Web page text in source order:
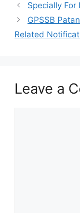
Specially For
GPSSB
Related
Leave a